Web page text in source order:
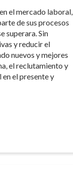
el mercado laboral,
de sus procesos
superara. Sin
y reducir el
nuevos y mejores
el reclutamiento y
el presente y